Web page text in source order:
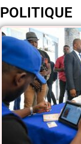
POLITIQUE